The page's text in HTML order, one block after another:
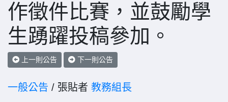
作徵件比賽，並鼓勵學
生踴躍投稿參加。
上一則公告 下一則公告
一般公告 / 張貼者 教務組長